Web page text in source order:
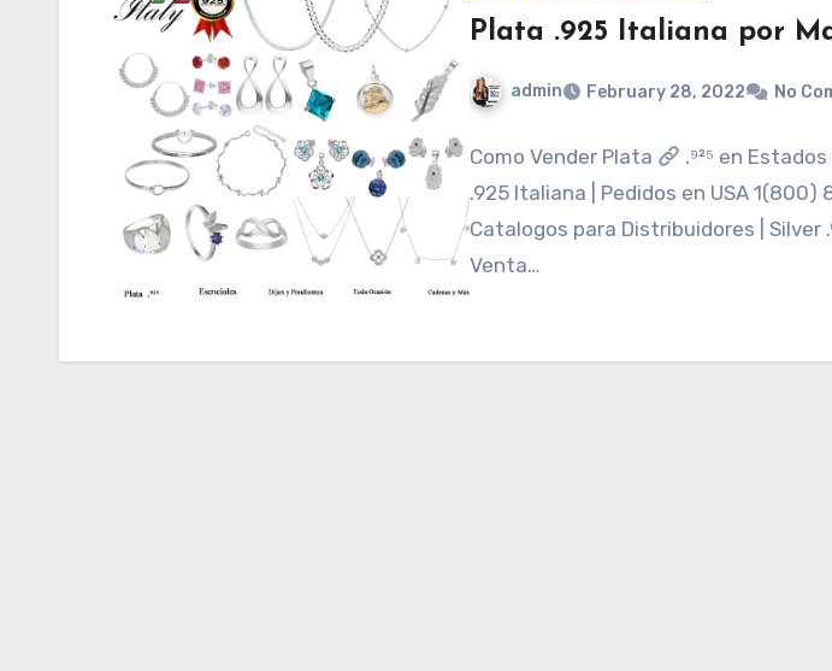
Plata .925 Italiana por
admin February 28, 2022 No
Como Vender Plata
.⁹²⁵ en
.925 Italiana | Pedidos en USA 1(800)
Catalogos para Distribuidores | Silver
Venta…